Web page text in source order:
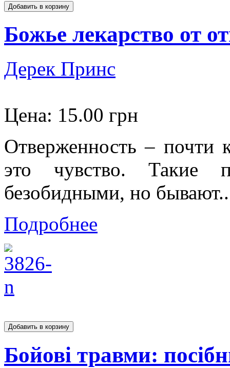
Божье лекарство от
Дерек Принс
Цена: 15.00 грн
Отверженность – почти
это чувство. Такие
безобидными, но
Подробнее
Бойові травми: